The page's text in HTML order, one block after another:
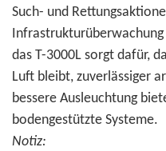
Such- und
das T-3000L sorgt dafür,
Luft bleibt, zuverlässiger
bessere Ausleuchtung
bodengestützte Systeme.
Notiz: